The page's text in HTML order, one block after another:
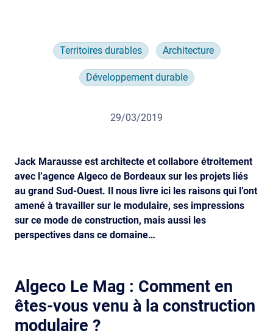
Territoires durables Architecture
Développement durable
29/03/2019
Jack Marausse est architecte et collabore étroitement
avec l’agence Algeco de Bordeaux sur les projets liés
au grand Sud-Ouest. Il nous livre ici les raisons qui l’ont
amené à travailler sur le modulaire, ses impressions
sur ce mode de construction, mais aussi les
perspectives dans ce domaine…
Algeco Le Mag : Comment en
êtes-vous venu à la construction
modulaire ?